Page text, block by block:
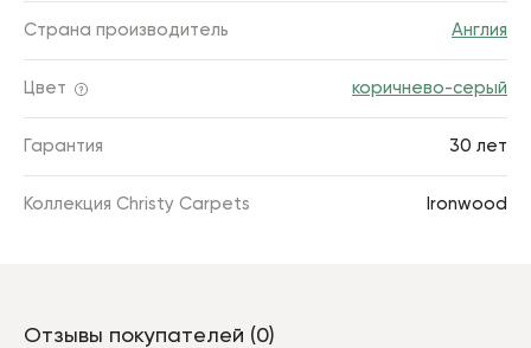
Страна производитель Англия
Цвет коричнево-серый
Гарантия 30 лет
Коллекция Christy Carpets Ironwood
Отзывы покупателей (0)